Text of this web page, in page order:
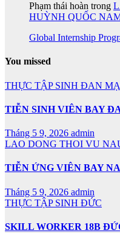
Phạm thái hoàn trong
HUỲNH QUỐC
Global Internship
You missed
THỰC TẬP SINH ĐAN
TIỄN SINH VIÊN BAY
Tháng 5 9, 2026 admin
LAO DONG THOI VU
TIỄN ỨNG VIÊN BAY
Tháng 5 9, 2026 admin
THỰC TẬP SINH ĐỨC
SKILL WORKER 18B